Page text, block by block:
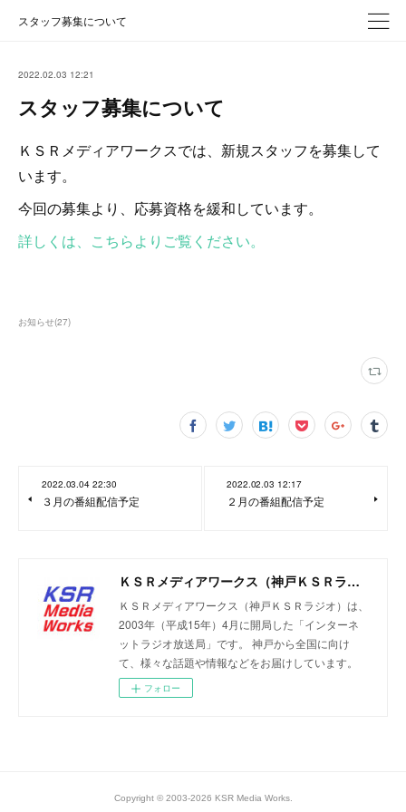
スタッフ募集について
2022.02.03 12:21
スタッフ募集について
ＫＳＲメディアワークスでは、新規スタッフを募集して
います。
今回の募集より、応募資格を緩和しています。
詳しくは、こちらよりご覧ください。
お知らせ(27)
2022.03.04 22:30
３月の番組配信予定
2022.02.03 12:17
２月の番組配信予定
ＫＳＲメディアワークス（神戸ＫＳＲラジオ）
ＫＳＲメディアワークス（神戸ＫＳＲラジオ）は、
2003年（平成15年）4月に開局した「インターネ
ットラジオ放送局」です。 神戸から全国に向け
て、様々な話題や情報などをお届けしています。
フォロー
Copyright © 2003-2026 KSR Media Works.